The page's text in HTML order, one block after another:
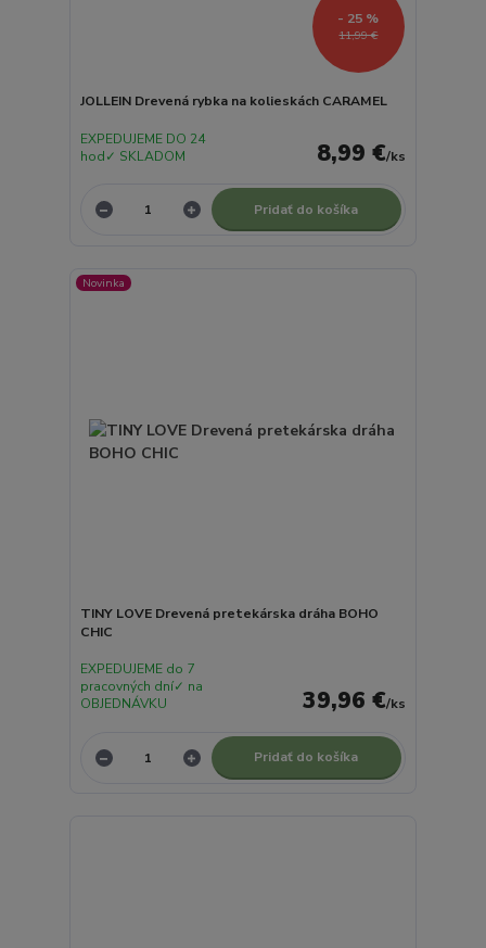
11,99 €
- 25 %
JOLLEIN Drevená rybka na kolieskách CARAMEL
8,99 €/ks
EXPEDUJEME DO 24
hod✓ SKLADOM
Pridať do košíka
Novinka
TINY LOVE Drevená pretekárska dráha BOHO
CHIC
39,96 €/ks
EXPEDUJEME do 7
pracovných dní✓ na
OBJEDNÁVKU
Pridať do košíka